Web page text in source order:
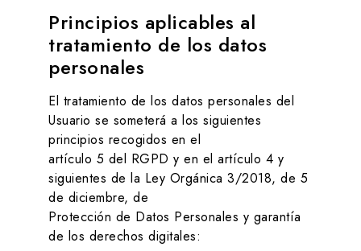
Principios aplicables al
tratamiento de los datos
personales
El tratamiento de los datos personales del
Usuario se someterá a los siguientes
principios recogidos en el
artículo 5 del RGPD y en el artículo 4 y
siguientes de la Ley Orgánica 3/2018, de 5
de diciembre, de
Protección de Datos Personales y garantía
de los derechos digitales: